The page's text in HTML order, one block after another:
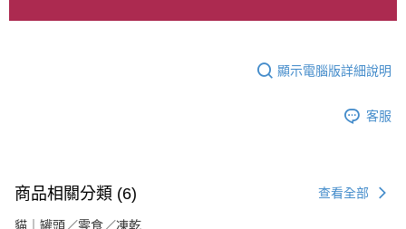
顯示電腦版詳細說明
客服
商品相關分類 (6) 查看全部
貓｜罐頭／零食／凍乾